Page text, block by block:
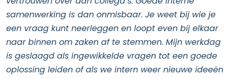
samenwerking is dan onmisbaar. Je weet bij wie je
een vraag kunt neerleggen en loopt even bij elkaar
naar binnen om zaken af te stemmen. Mijn werkdag
is geslaagd als ingewikkelde vragen tot een goede
oplossing leiden of als we intern weer nieuwe ideeën